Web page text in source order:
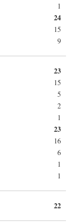
1
24
15
9
23
15
5
2
1
23
16
6
1
1
22